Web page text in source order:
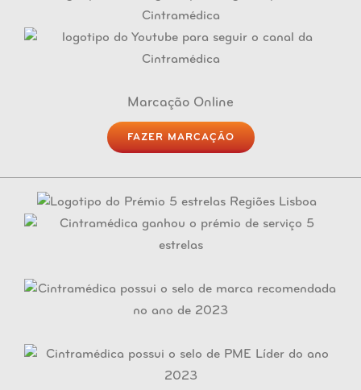
Marcação Online
FAZER MARCAÇÃO